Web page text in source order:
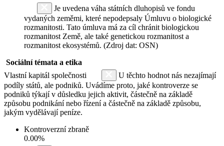
Je uvedena váha státních dluhopisů ve fondu
vydaných zeměmi, které nepodepsaly Úmluvu o biologické
rozmanitosti. Tato úmluva má za cíl chránit biologickou
rozmanitost Země, ale také genetickou rozmanitost a
rozmanitost ekosystémů. (Zdroj dat: OSN)
Sociální témata a etika
Vlastní kapitál společnosti
U těchto hodnot nás nezajímají
podíly států, ale podniků. Uvádíme proto, jaké kontroverze se
podniků týkají v důsledku jejich aktivit, částečně na základě
způsobu podnikání nebo řízení a částečně na základě způsobu,
jakým vydělávají peníze.
Kontroverzní zbraně
0.00%